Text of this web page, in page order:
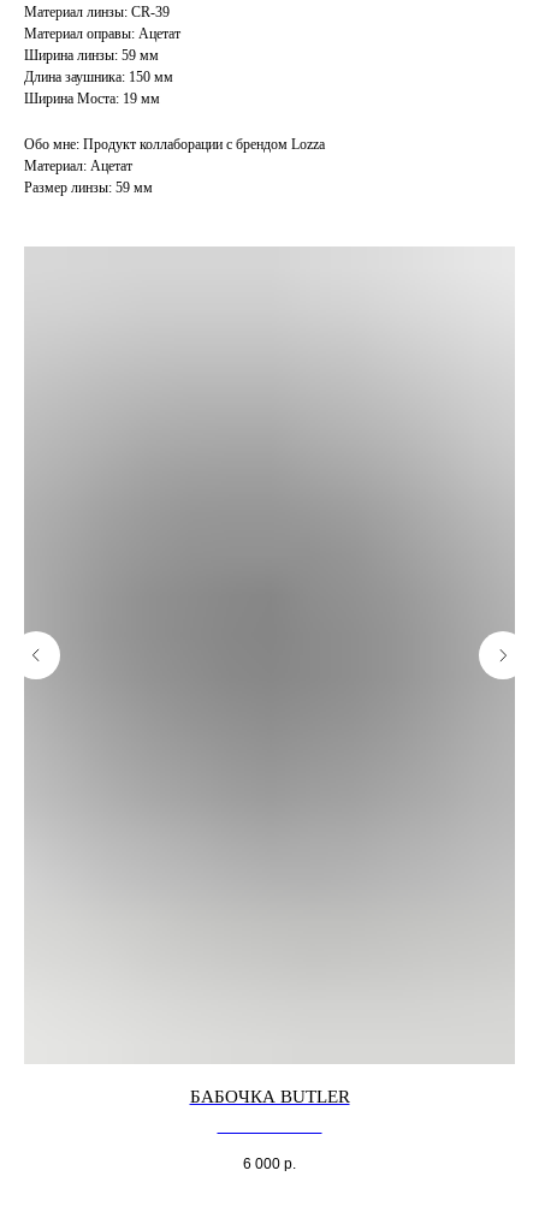
Материал линзы: CR-39
Материал оправы: Ацетат
Ширина линзы: 59 мм
Длина заушника: 150 мм
Ширина Моста: 19 мм
Обо мне: Продукт коллаборации с брендом Lozza
Материал: Ацетат
Размер линзы: 59 мм
БАБОЧКА BUTLER
6 000 р.